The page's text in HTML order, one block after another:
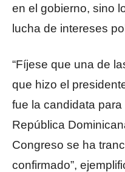
en el gobierno, sino
lucha de intereses
“Fíjese que una de
que hizo el
fue la candidata
República
Congreso se ha
confirmado”,